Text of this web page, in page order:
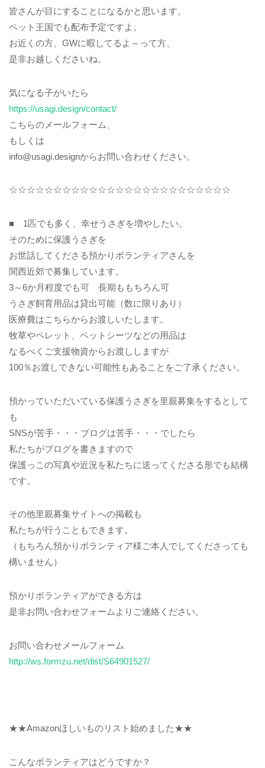
皆さんが目にすることになるかと思います。
ペット王国でも配布予定ですよ。
お近くの方、GWに暇してるよ～って方、
是非お越しくださいね。
気になる子がいたら
https://usagi.design/contact/
こちらのメールフォーム、
もしくは
info@usagi.designからお問い合わせください。
☆☆☆☆☆☆☆☆☆☆☆☆☆☆☆☆☆☆☆☆☆☆☆☆☆
■ 1匹でも多く、幸せうさぎを増やしたい。
そのために保護うさぎを
お世話してくださる預かりボランティアさんを
関西近郊で募集しています。
3～6か月程度でも可 長期ももちろん可
うさぎ飼育用品は貸出可能（数に限りあり）
医療費はこちらからお渡しいたします。
牧草やペレット、ペットシーツなどの用品は
なるべくご支援物資からお渡ししますが
100％お渡しできない可能性もあることをご了承ください。
預かっていただいている保護うさぎを里親募集をするとして
も
SNSが苦手・・・ブログは苦手・・・でしたら
私たちがブログを書きますので
保護っこの写真や近況を私たちに送ってくださる形でも結構
です。
その他里親募集サイトへの掲載も
私たちが行うこともできます。
（もちろん預かりボランティア様ご本人でしてくださっても
構いません）
預かりボランティアができる方は
是非お問い合わせフォームよりご連絡ください。
お問い合わせメールフォーム
http://ws.formzu.net/dist/S64901527/
★★Amazonほしいものリスト始めました★★
こんなボランティアはどうですか？